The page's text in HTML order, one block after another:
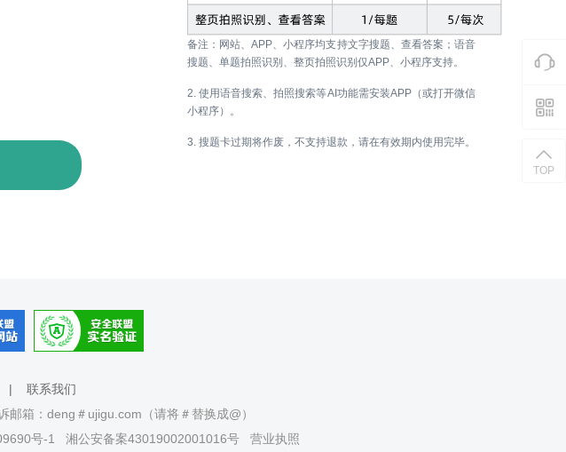
备注：网站、APP、小程序均支持文字搜题、查看答案；语音
搜题、单题拍照识别、整页拍照识别仅APP、小程序支持。
2. 使用语音搜索、拍照搜索等AI功能需安装APP（或打开微信
小程序）。
3. 搜题卡过期将作废，不支持退款，请在有效期内使用完毕。
TOP
| 联系我们
箱：deng＃ujigu.com（请将＃替换成@）
号-1 湘公安备案43019002001016号 营业执照